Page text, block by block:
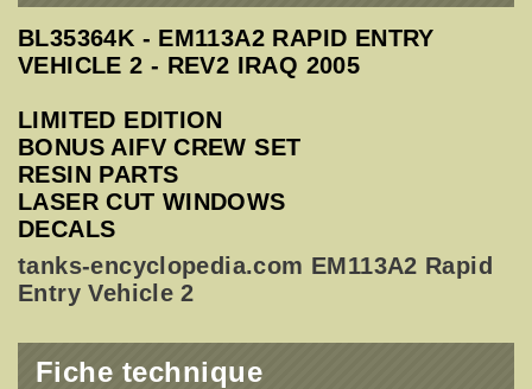
BL35364K - EM113A2 RAPID ENTRY
VEHICLE 2 - REV2 IRAQ 2005
LIMITED EDITION
BONUS AIFV CREW SET
RESIN PARTS
LASER CUT WINDOWS
DECALS
tanks-encyclopedia.com EM113A2 Rapid
Entry Vehicle 2
Fiche technique